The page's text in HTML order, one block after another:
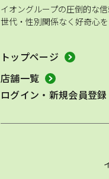
イオングループの圧倒的な
世代・性別関係なく好奇心
トップページ
店舗一覧
ログイン・新規会員登録